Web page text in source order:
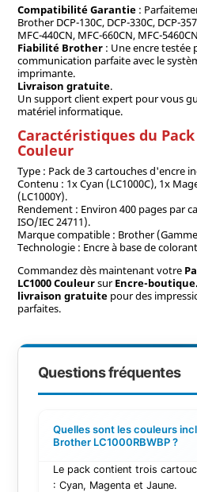
Compatibilité Garantie:
Brother DCP-130C, DCP-330C, DCP-
MFC-440CN, MFC-660CN, MFC-
Fiabilité Brother: Une encre testée
communication parfaite avec le
imprimante.
Livraison gratuite.
Un support client expert pour vous
matériel informatique.
Caractéristiques du
Couleur
Type : Pack de 3 cartouches d'encre
Contenu : 1x Cyan (LC1000C), 1x
(LC1000Y).
Rendement : Environ 400 pages par
ISO/IEC 24711).
Marque compatible : Brother
Technologie : Encre à base de
Commandez dès maintenant votre
LC1000 CouleursurEncre-
livraison gratuitepour des
parfaites.
Questions fréquentes
Quelles sont les couleurs
Brother LC1000RBWBP ?
Le pack contient trois
: Cyan, Magenta et Jaune.